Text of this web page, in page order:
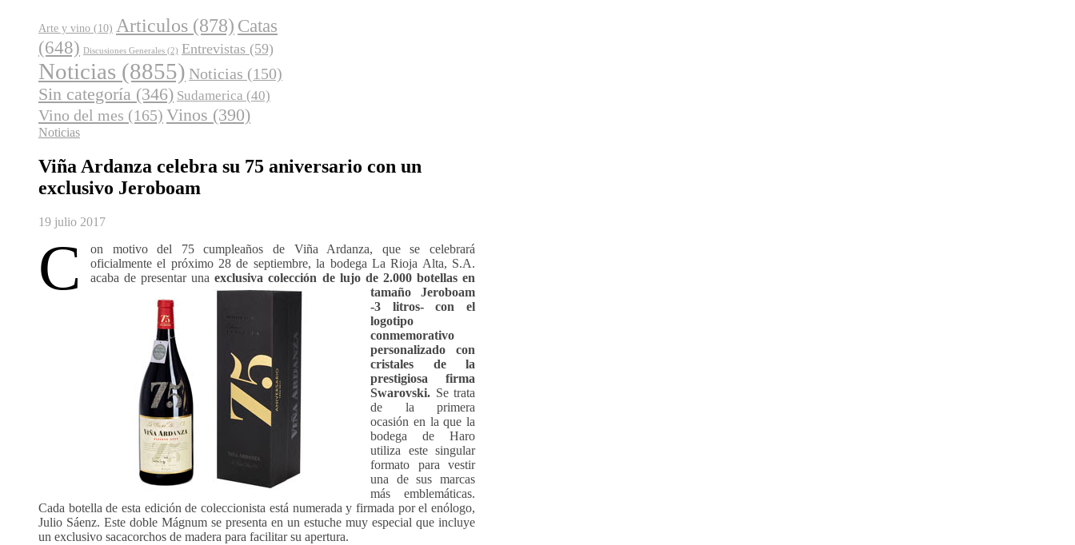
Arte y vino (10) Articulos (878) Catas
(648) Discusiones Generales (2) Entrevistas (59)
Noticias (8855) Noticias (150)
Sin categoría (346) Sudamerica (40)
Vino del mes (165) Vinos (390)
Noticias
Viña Ardanza celebra su 75 aniversario con un
exclusivo Jeroboam
19 julio 2017
C
on motivo del 75 cumpleaños de Viña Ardanza, que se celebrará
oficialmente el próximo 28 de septiembre, la bodega La Rioja Alta, S.A.
acaba de presentar unaexclusiva colección de lujo de 2.000 botellas en
tamaño Jeroboam
-3 litros-
con el
logotipo
conmemorativo
personalizado con
cristales de la
prestigiosa firma
Swarovski. Se trata
de la primera
ocasión en la que la
bodega de Haro
utiliza este singular
formato para vestir
una de sus marcas
más emblemáticas.
Cada botella de esta edición de coleccionista está numerada y firmada por el enólogo,
Julio Sáenz. Este doble Mágnum se presenta en un estuche muy especial que incluye
un exclusivo sacacorchos de madera para facilitar su apertura.